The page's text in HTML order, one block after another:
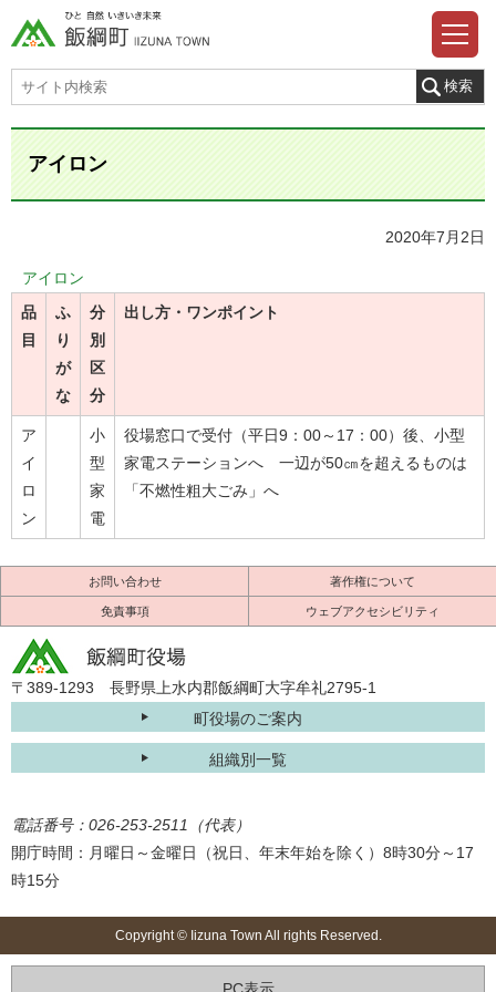
アイロン
2020年7月2日
アイロン
品
目
ふ
り
が
な
分
別
区
分
出し方・ワンポイント
ア
イ
ロ
ン
小
型
家
電
役場窓口で受付（平日9：00～17：00）後、小型
家電ステーションへ 一辺が50㎝を超えるものは
「不燃性粗大ごみ」へ
お問い合わせ 著作権について
免責事項 ウェブアクセシビリティ
〒389-1293 長野県上水内郡飯綱町大字牟礼2795-1
町役場のご案内
組織別一覧
電話番号：026-253-2511（代表）
開庁時間：月曜日～金曜日（祝日、年末年始を除く）8時30分～17
時15分
Copyright © Iizuna Town All rights Reserved.